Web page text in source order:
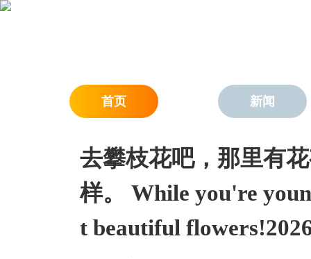
首页 新闻
去攀枝花吧，那里有
样。 While you're
t beautiful